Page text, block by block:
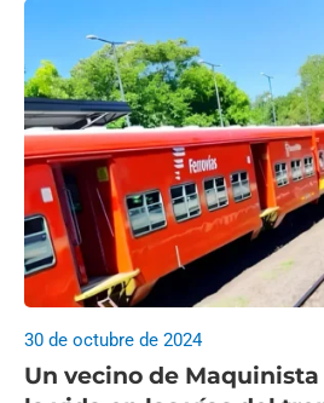
Un vecino de
30 de octubre de 2024